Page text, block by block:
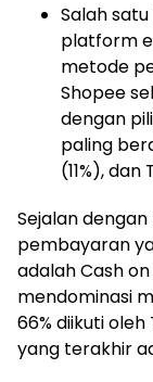
Salah
platform
metode
Shopee
dengan
paling
(11%), dan
Sejalan
pembayaran
adalah Cash
mendominasi
66% diikuti oleh
yang terakhir